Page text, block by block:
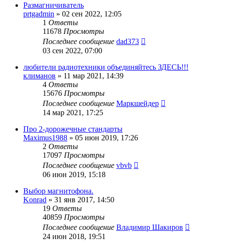
Размагничиватель
prtgadmin » 02 сен 2022, 12:05
1 Ответы
11678 Просмотры
Последнее сообщение dad373
03 сен 2022, 07:00
любители радиотехники объединяйтесь ЗДЕСЬ!!!
климанов » 11 мар 2021, 14:39
4 Ответы
15676 Просмотры
Последнее сообщение Маркшейдер
14 мар 2021, 17:25
Про 2-дорожечные стандарты
Maximus1988 » 05 июн 2019, 17:26
2 Ответы
17097 Просмотры
Последнее сообщение vbvb
06 июн 2019, 15:18
Выбор магнитофона.
Konrad » 31 янв 2017, 14:50
19 Ответы
40859 Просмотры
Последнее сообщение Владимир Шакиров
24 июн 2018, 19:51